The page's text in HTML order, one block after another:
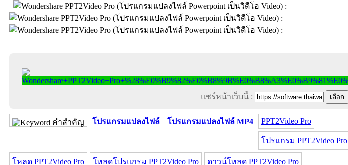
แชร์หน้าเว็บนี้ :
คำสำคัญ โปรแกรมแปลงไฟล์ โปรแกรมแปลงไฟล์ MP4 PPT2Video Pro
โปรแกรม PPT2Video Pro
โหลด PPT2Video Pro โหลดโปรแกรม PPT2Video Pro ดาวน์โหลด PPT2Video Pro